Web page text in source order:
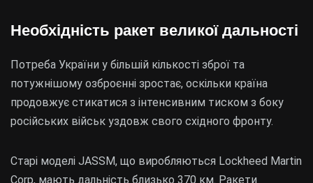
Необхідність ракет великої дальності
Потреба України у більшій кількості зброї та
потужнішому озброєнні зростає, оскільки країна
продовжує стикатися з інтенсивним тиском з боку
російських військ уздовж свого східного фронту.
Старі моделі JASSM, що виробляються Lockheed Martin
Corp, мають дальність близько 370 км. Ракети